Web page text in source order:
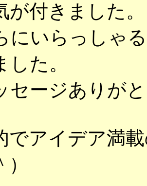
が付きました。
にいらっしゃ
した。
セージありが
でアイデア満